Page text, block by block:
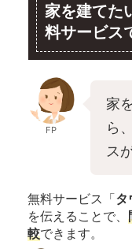
家を建てた
料サービス
FP
家
ら
ス
無料サービス「タ
を伝えることで、
較できます。